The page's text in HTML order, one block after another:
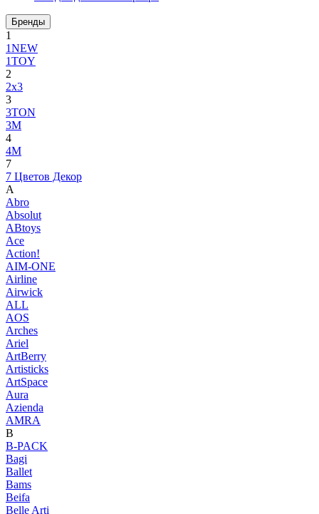
Бренды
1
1NEW
1TOY
2
2x3
3
3TON
3М
4
4M
7
7 Цветов Декор
A
Abro
Absolut
ABtoys
Ace
Action!
AIM-ONE
Airline
Airwick
ALL
AOS
Arches
Ariel
ArtBerry
Artisticks
ArtSpace
Aura
Azienda
AМRA
B
B-PACK
Bagi
Ballet
Bams
Beifa
Belle Arti